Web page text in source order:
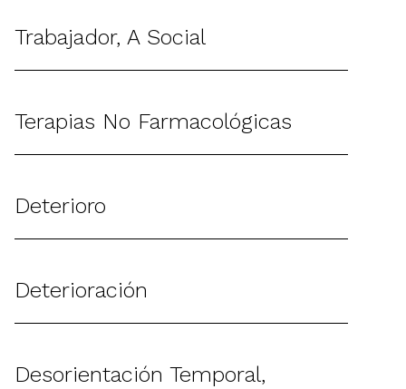
Trabajador, A Social
Terapias No Farmacológicas
Deterioro
Deterioración
Desorientación Temporal,